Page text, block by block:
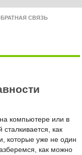
СВЯЗЬ
компьютере или в
как
которые уже не один
как можно